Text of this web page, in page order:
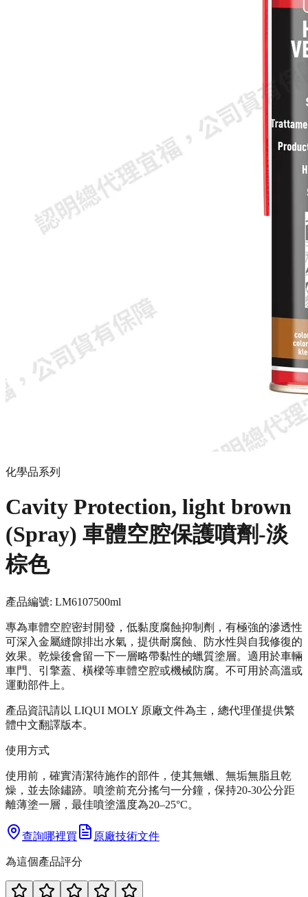
化學品系列
Cavity Protec­tion, light brown
(Spray) 車體空腔保護噴劑-淡
棕色
產品編號: LM6107500ml
專為車體空腔密封開發，低黏度腐蝕抑制劑，有極強的滲透性
可深入金屬縫隙排出水氣，提供耐腐蝕、防水性與自我修復的
效果。乾燥後會留一下一層略帶黏性的蠟質塗層。適用於車輛
車門、引擎蓋、橫樑等車體空腔或機械防腐。不可用於高溫或
運動部件上。
產品資訊請以 LIQUI MOLY 原廠文件為主，總代理僅提供繁
體中文翻譯版本。
使用方式
使用前，確實清潔待施作的部件，使其無蠟、無垢無脂且乾
燥，並去除鏽跡。噴塗前充分搖勻一分鐘，保持20-30公分距
離薄塗一層，最佳噴塗溫度為20–25°C。
查詢哪裡買 原廠技術文件
為這個產品評分